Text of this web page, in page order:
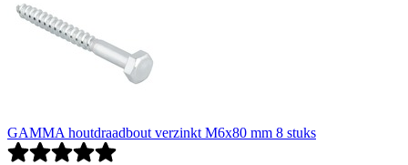
GAMMA houtdraadbout verzinkt M6x80 mm 8 stuks